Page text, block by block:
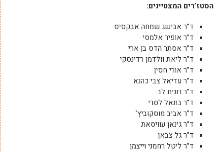
הסטז’רים המצטיינים:
ד”ר אבישג שמחה אבקסיס
ד”ר אופיר אלמסי
ד”ר אסתר הדס בן ארי
ד”ר ליאת וולדמן רדינסקי
ד”ר אורי חסין
ד”ר עדיאל צבי כהנא
ד”ר רונית לב
ד”ר בתאל לסרי
ד”ר אביב מוסקוביץ’
ד”ר גינאן עוויסאת
ד”ר גל צבאן
ד”ר ליטל רחמני וייצמן